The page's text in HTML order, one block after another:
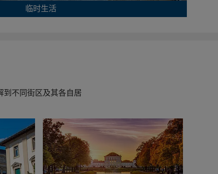
临时生活
不同街区及其各自居